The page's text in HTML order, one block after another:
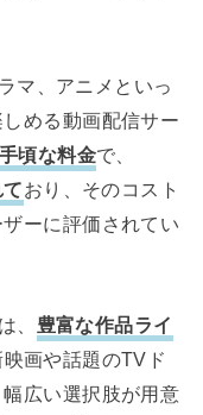
マ、アニメといっ
める動画配信サー
頃な料金で、
おり、そのコスト
ーに評価されてい
、 豊富な作品ライ
画や話題のTVド
広い選択肢が用意